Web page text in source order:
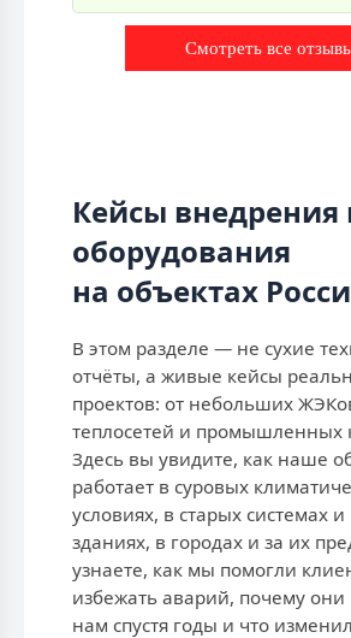
Смотреть все
Кейсы внедрения
оборудования
на объектах
В этом разделе — не сухие
отчёты, а живые кейсы
проектов: от небольших
теплосетей и промышленных
Здесь вы увидите, как наше
работает в суровых
условиях, в старых системах
зданиях, в городах и за их
узнаете, как мы помогли
избежать аварий, почему они
нам спустя годы и что